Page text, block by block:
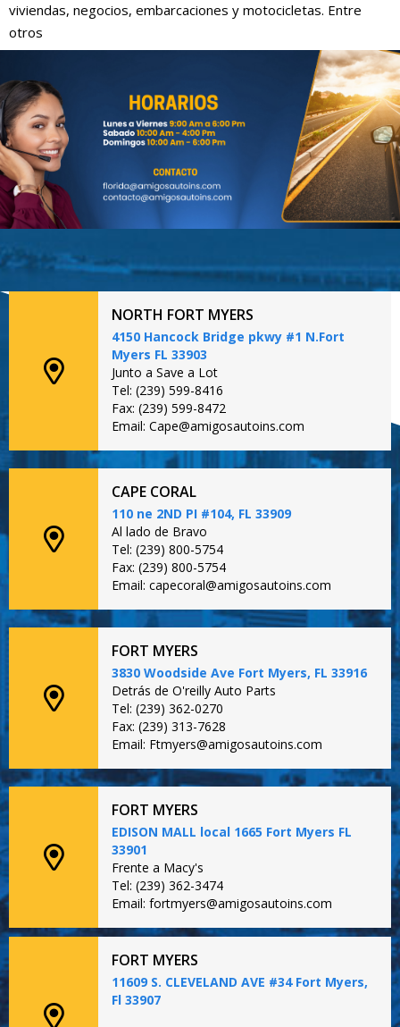
viviendas, negocios, embarcaciones y motocicletas. Entre
otros
NORTH FORT MYERS
4150 Hancock Bridge pkwy #1 N.Fort
Myers FL 33903
Junto a Save a Lot
Tel: (239) 599-8416
Fax: (239) 599-8472
Email: Cape@amigosautoins.com
CAPE CORAL
110 ne 2ND PI #104, FL 33909
Al lado de Bravo
Tel: (239) 800-5754
Fax: (239) 800-5754
Email: capecoral@amigosautoins.com
FORT MYERS
3830 Woodside Ave Fort Myers, FL 33916
Detrás de O'reilly Auto Parts
Tel: (239) 362-0270
Fax: (239) 313-7628
Email: Ftmyers@amigosautoins.com
FORT MYERS
EDISON MALL local 1665 Fort Myers FL
33901
Frente a Macy's
Tel: (239) 362-3474
Email: fortmyers@amigosautoins.com
FORT MYERS
11609 S. CLEVELAND AVE #34 Fort Myers,
Fl 33907